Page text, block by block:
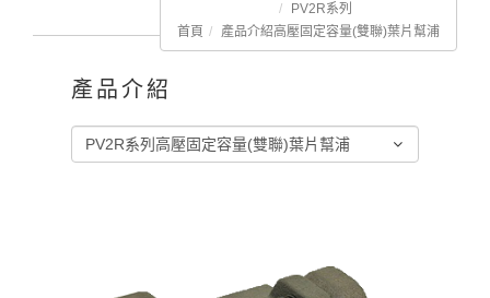
首頁 產品介紹
PV2R系列
高壓固定容量(雙聯)葉片幫浦
產品介紹